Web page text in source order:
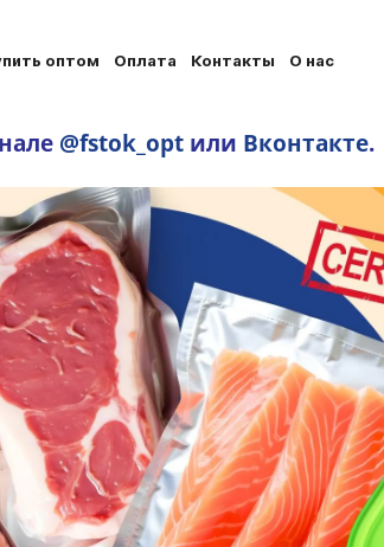
оптом Оплата Контакты О нас
@fstok_opt или Вконтакте.